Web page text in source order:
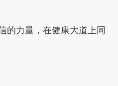
力量，在健康大道上同